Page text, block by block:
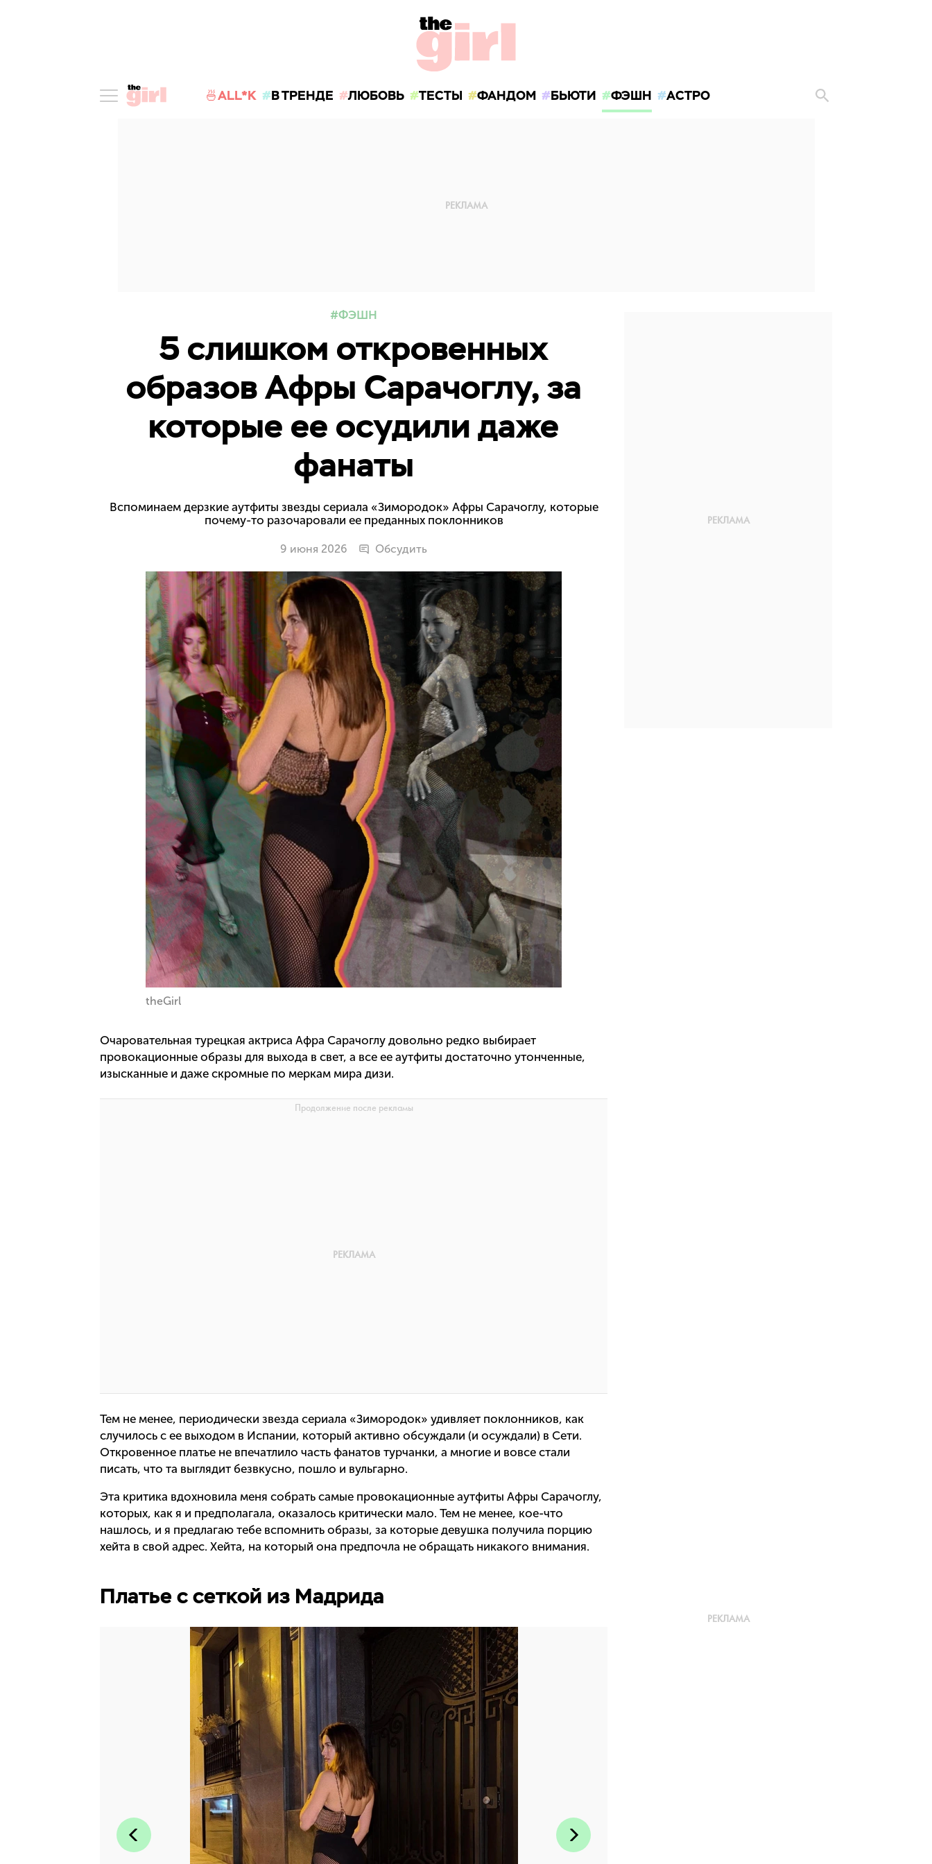
🍜ALL*K В ТРЕНДЕ ЛЮБОВЬ ТЕСТЫ ФАНДОМ БЬЮТИ ФЭШН АСТРО
ФЭШН
5 слишком откровенных
образов Афры Сарачоглу, за
которые ее осудили даже
фанаты
Вспоминаем дерзкие аутфиты звезды сериала «Зимородок» Афры Сарачоглу, которые
почему-то разочаровали ее преданных поклонников
9 июня 2026 Обсудить
theGirl
Очаровательная турецкая актриса Афра Сарачоглу довольно редко выбирает
провокационные образы для выхода в свет, а все ее аутфиты достаточно утонченные,
изысканные и даже скромные по меркам мира дизи.
Тем не менее, периодически звезда сериала «Зимородок» удивляет поклонников, как
случилось с ее выходом в Испании, который активно обсуждали (и осуждали) в Сети.
Откровенное платье не впечатлило часть фанатов турчанки, а многие и вовсе стали
писать, что та выглядит безвкусно, пошло и вульгарно.
Эта критика вдохновила меня собрать самые провокационные аутфиты Афры Сарачоглу,
которых, как я и предполагала, оказалось критически мало. Тем не менее, кое-что
нашлось, и я предлагаю тебе вспомнить образы, за которые девушка получила порцию
хейта в свой адрес. Хейта, на который она предпочла не обращать никакого внимания.
Платье с сеткой из Мадрида